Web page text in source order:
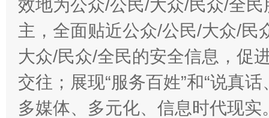
效地为公众/公民/大众/民众/全
主，全面贴近公众/公民/大众/民
大众/民众/全民的安全信息，促
交往；展现“服务百姓”和“说真
多媒体、多元化、信息时代现实